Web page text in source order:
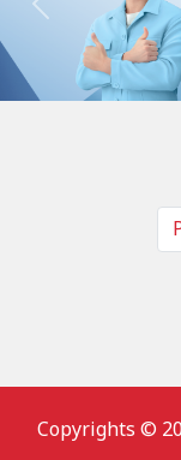
Previous
Copyrights ©